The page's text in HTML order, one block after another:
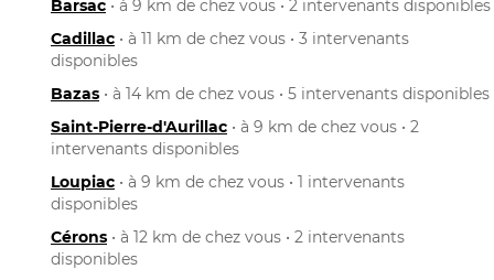
Barsac • à 9 km de chez vous • 2 intervenants disponibles
Cadillac • à 11 km de chez vous • 3 intervenants
disponibles
Bazas • à 14 km de chez vous • 5 intervenants disponibles
Saint-Pierre-d'Aurillac • à 9 km de chez vous • 2
intervenants disponibles
Loupiac • à 9 km de chez vous • 1 intervenants
disponibles
Cérons • à 12 km de chez vous • 2 intervenants
disponibles